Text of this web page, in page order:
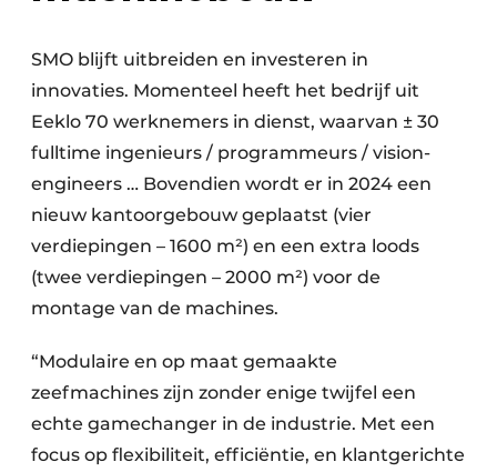
SMO blijft uitbreiden en investeren in
innovaties. Momenteel heeft het bedrijf uit
Eeklo 70 werknemers in dienst, waarvan ± 30
fulltime ingenieurs / programmeurs / vision-
engineers … Bovendien wordt er in 2024 een
nieuw kantoorgebouw geplaatst (vier
verdiepingen – 1600 m²) en een extra loods
(twee verdiepingen – 2000 m²) voor de
montage van de machines.
“Modulaire en op maat gemaakte
zeefmachines zijn zonder enige twijfel een
echte gamechanger in de industrie. Met een
focus op flexibiliteit, efficiëntie, en klantgerichte